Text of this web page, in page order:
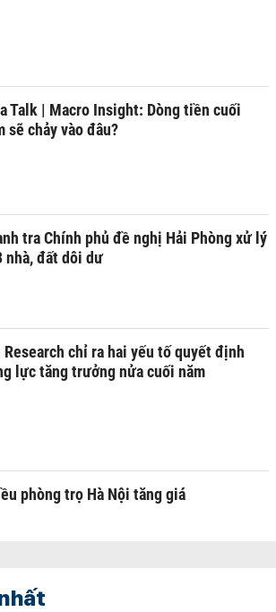
Talk | Macro Insight: Dòng tiền cuối
sẽ chảy vào đâu?
tra Chính phủ đề nghị Hải Phòng xử lý
nhà, đất dôi dư
Research chỉ ra hai yếu tố quyết định
lực tăng trưởng nửa cuối năm
phòng trọ Hà Nội tăng giá